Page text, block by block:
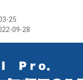
25
09-28